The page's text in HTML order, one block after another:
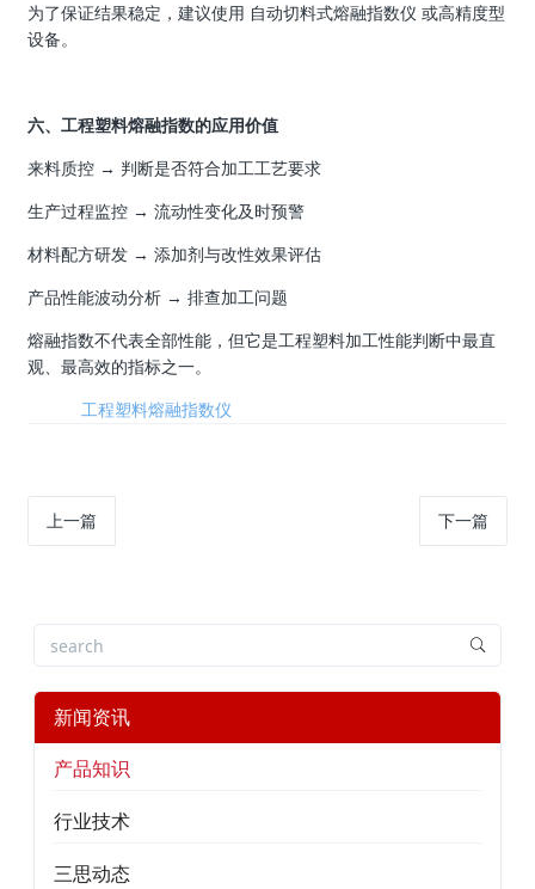
为了保证结果稳定，建议使用 自动切料式熔融指数仪 或高精度型
设备。
六、工程塑料熔融指数的应用价值
来料质控 → 判断是否符合加工工艺要求
生产过程监控 → 流动性变化及时预警
材料配方研发 → 添加剂与改性效果评估
产品性能波动分析 → 排查加工问题
熔融指数不代表全部性能，但它是工程塑料加工性能判断中最直
观、最高效的指标之一。
工程塑料熔融指数仪
上一篇 下一篇
新闻资讯
产品知识
行业技术
三思动态